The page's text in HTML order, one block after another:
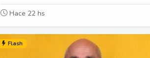
Hace 22 hs
Flash